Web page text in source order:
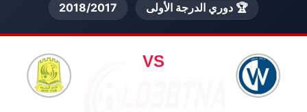
🏆 دوري الدرجة الأولى 2018/2017
VS